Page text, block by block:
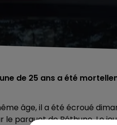
de 25 ans a été
âge, il a été écroué
le parquet de Béthune. Le